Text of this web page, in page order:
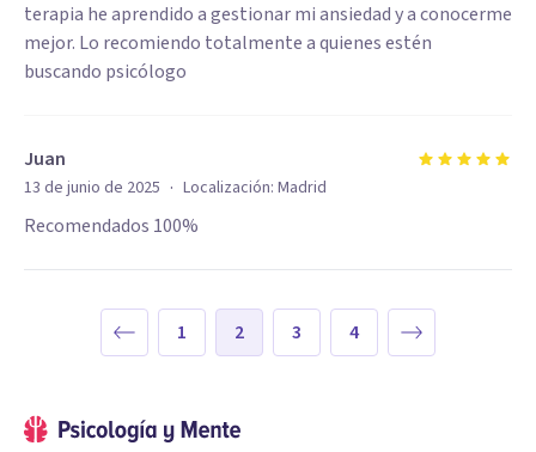
terapia he aprendido a gestionar mi ansiedad y a conocerme
mejor. Lo recomiendo totalmente a quienes estén
buscando psicólogo
Juan
13 de junio de 2025 · Localización: Madrid
Recomendados 100%
1 2 3 4